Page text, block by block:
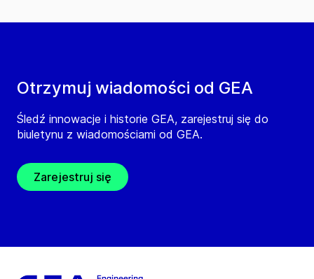
Otrzymuj wiadomości od GEA
Śledź innowacje i historie GEA, zarejestruj się do
biuletynu z wiadomościami od GEA.
Zarejestruj się